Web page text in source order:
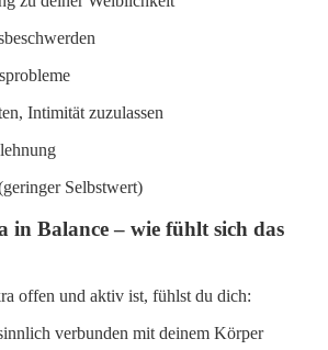
Intimität zuzulassen
Selbstwert)
in Balance – wie fühlt sich das
offen und aktiv ist, fühlst du dich:
verbunden mit deinem Körper